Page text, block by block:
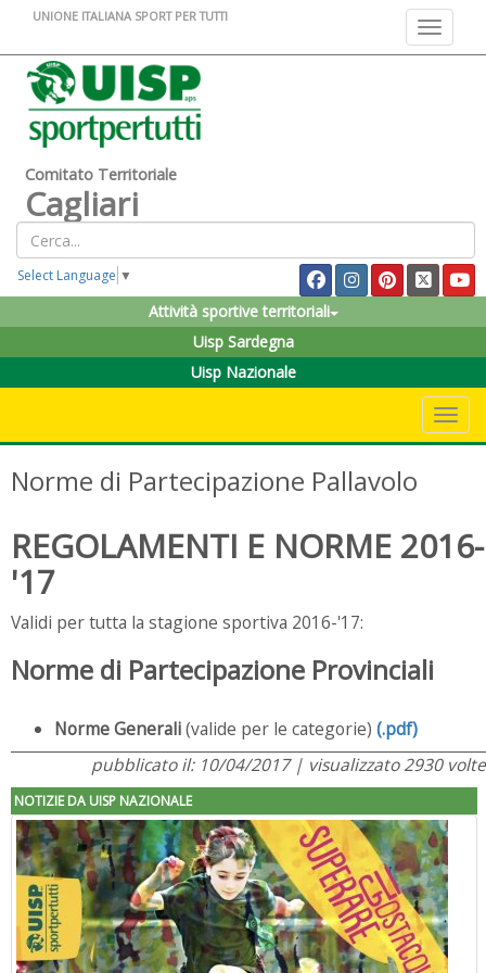
Toggle
UNIONE ITALIANA SPORT PER TUTTI
Comitato Territoriale
Cagliari
Select Language ▼
Attività sportive territoriali
Uisp Sardegna
Uisp Nazionale
Norme di Partecipazione Pallavolo
REGOLAMENTI E NORME 2016-
'17
Validi per tutta la stagione sportiva 2016-'17:
Norme di Partecipazione Provinciali
Norme Generali(valide per le categorie) (.pdf)
pubblicato il: 10/04/2017 | visualizzato 2930 volte
NOTIZIE DA UISP NAZIONALE